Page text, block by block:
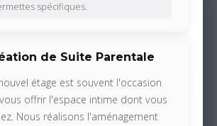
spécifiques.
de Suite Parentale
étage est souvent l'occasion
offrir l'espace intime dont vous
Nous réalisons l'aménagement